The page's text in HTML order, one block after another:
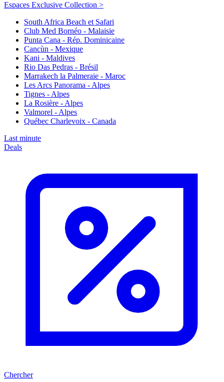
Espaces Exclusive Collection >
South Africa Beach et Safari
Club Med Bornéo - Malaisie
Punta Cana - Rép. Dominicaine
Cancùn - Mexique
Kani - Maldives
Rio Das Pedras - Brésil
Marrakech la Palmeraie - Maroc
Les Arcs Panorama - Alpes
Tignes - Alpes
La Rosière - Alpes
Valmorel - Alpes
Québec Charlevoix - Canada
Last minute
Deals
Chercher